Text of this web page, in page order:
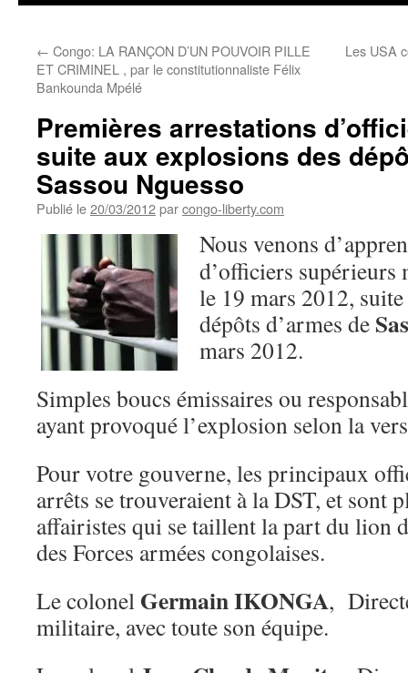
← Congo: LA RANÇON D’UN POUVOIR PILLE
ET CRIMINEL , par le constitutionnaliste Félix
Bankounda Mpélé
Les USA
Premières arrestations
suite aux explosions des
Sassou Nguesso
Publié le20/03/2012parcongo-liberty.com
Nous venons
d’officiers
le 19 mars 2012,
dépôts d’armes de
mars 2012.
Simples boucs émissaires ou
ayant provoqué l’explosion selon la
Pour votre gouverne, les principaux
arrêts se trouveraient à la DST, et sont
affairistes qui se taillent la part du lion
des Forces armées congolaises.
Le colonel Germain IKONGA,
militaire, avec toute son équipe.